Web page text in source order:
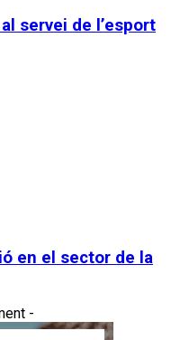
servei de l’esport
en el sector de la
-